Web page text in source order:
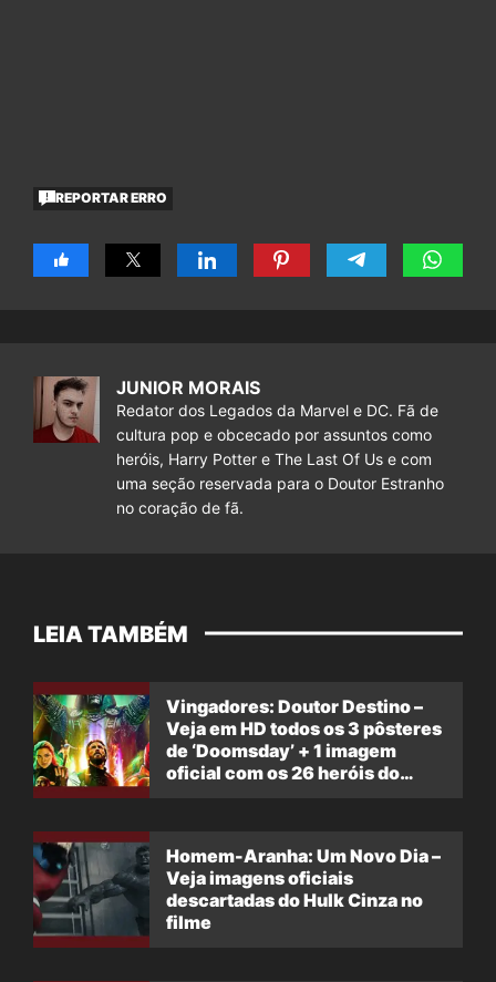
REPORTAR ERRO
JUNIOR MORAIS
Redator dos Legados da Marvel e DC. Fã de
cultura pop e obcecado por assuntos como
heróis, Harry Potter e The Last Of Us e com
uma seção reservada para o Doutor Estranho
no coração de fã.
LEIA TAMBÉM
Vingadores: Doutor Destino –
Veja em HD todos os 3 pôsteres
de ‘Doomsday’ + 1 imagem
oficial com os 26 heróis do
Homem-Aranha: Um Novo Dia –
Veja imagens oficiais
descartadas do Hulk Cinza no
filme